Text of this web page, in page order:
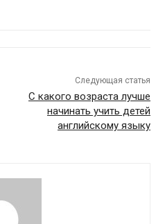
Следующая статья
С какого возраста лучше
начинать учить детей
английскому языку